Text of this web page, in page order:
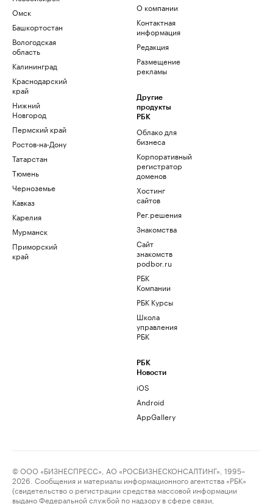
Омск
Башкортостан
Вологодская
область
Калининград
Краснодарский
край
Нижний
Новгород
Пермский край
Ростов-на-Дону
Татарстан
Тюмень
Черноземье
Кавказ
Карелия
Мурманск
Приморский
край
О компании
Контактная
информация
Редакция
Размещение
рекламы
Другие
продукты
РБК
Облако для
бизнеса
Корпоративный
регистратор
доменов
Хостинг
сайтов
Рег.решения
Знакомства
Сайт
знакомств
podbor.ru
РБК
Компании
РБК Курсы
Школа
управления
РБК
РБК
Новости
iOS
Android
AppGallery
© ООО «БИЗНЕСПРЕСС», АО «РОСБИЗНЕСКОНСАЛТИНГ», 1995–
2026. Сообщения и материалы информационного агентства «РБК»
(свидетельство о регистрации средства массовой информации
выдано Федеральной службой по надзору в сфере связи,